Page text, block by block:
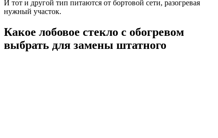
И тот и другой тип питаются от бортовой сети, разогревая
нужный участок.
Какое лобовое стекло с обогревом
выбрать для замены штатного